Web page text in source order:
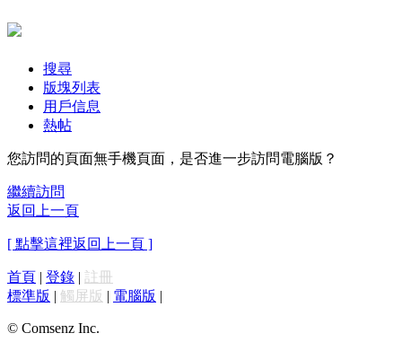
搜尋
版塊列表
用戶信息
熱帖
您訪問的頁面無手機頁面，是否進一步訪問電腦版？
繼續訪問
返回上一頁
[ 點擊這裡返回上一頁 ]
首頁 | 登錄 | 註冊
標準版 | 觸屏版 | 電腦版 |
© Comsenz Inc.